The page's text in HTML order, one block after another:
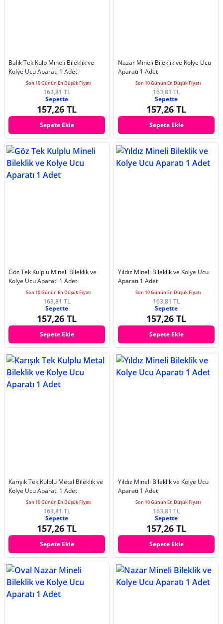
Balık Tek Kulp Mineli Bileklik ve
Kolye Ucu Aparatı 1 Adet
Son 10 Günün En Düşük Fiyatı
163,81 TL
Sepette
157,26 TL
Sepete Ekle
Nazar Mineli Bileklik ve Kolye Ucu
Aparatı 1 Adet
Son 10 Günün En Düşük Fiyatı
163,81 TL
Sepette
157,26 TL
Sepete Ekle
Göz Tek Kulplu Mineli Bileklik ve
Kolye Ucu Aparatı 1 Adet
Son 10 Günün En Düşük Fiyatı
163,81 TL
Sepette
157,26 TL
Sepete Ekle
Yıldız Mineli Bileklik ve Kolye Ucu
Aparatı 1 Adet
Son 10 Günün En Düşük Fiyatı
163,81 TL
Sepette
157,26 TL
Sepete Ekle
Karışık Tek Kulplu Metal Bileklik ve
Kolye Ucu Aparatı 1 Adet
Son 10 Günün En Düşük Fiyatı
163,81 TL
Sepette
157,26 TL
Sepete Ekle
Yıldız Mineli Bileklik ve Kolye Ucu
Aparatı 1 Adet
Son 10 Günün En Düşük Fiyatı
163,81 TL
Sepette
157,26 TL
Sepete Ekle